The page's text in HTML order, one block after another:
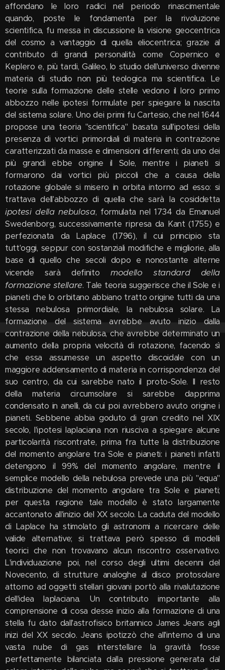
affondano le loro radici nel periodo rinascimentale
quando, poste le fondamenta per la rivoluzione
scientifica, fu messa in discussione la visione geocentrica
del cosmo a vantaggio di quella eliocentrica; grazie al
contributo di grandi personalità come Copernico e
Keplero e, più tardi, Galileo, lo studio dell'universo divenne
materia di studio non più teologica ma scientifica. Le
teorie sulla formazione delle stelle vedono il loro primo
abbozzo nelle ipotesi formulate per spiegare la nascita
del sistema solare. Uno dei primi fu Cartesio, che nel 1644
propose una teoria "scientifica" basata sull'ipotesi della
presenza di vortici primordiali di materia in contrazione
caratterizzati da masse e dimensioni differenti; da uno dei
più grandi ebbe origine il Sole, mentre i pianeti si
formarono dai vortici più piccoli che a causa della
rotazione globale si misero in orbita intorno ad esso: si
trattava dell'abbozzo di quella che sarà la cosiddetta
ipotesi della nebulosa, formulata nel 1734 da Emanuel
Swedenborg, successivamente ripresa da Kant (1755) e
perfezionata da Laplace (1796), il cui principio sta
tutt'oggi, seppur con sostanziali modifiche e migliorie, alla
base di quello che secoli dopo e nonostante alterne
vicende sarà definito modello standard della
formazione stellare. Tale teoria suggerisce che il Sole e i
pianeti che lo orbitano abbiano tratto origine tutti da una
stessa nebulosa primordiale, la nebulosa solare. La
formazione del sistema avrebbe avuto inizio dalla
contrazione della nebulosa, che avrebbe determinato un
aumento della propria velocità di rotazione, facendo sì
che essa assumesse un aspetto discoidale con un
maggiore addensamento di materia in corrispondenza del
suo centro, da cui sarebbe nato il proto-Sole. Il resto
della materia circumsolare si sarebbe dapprima
condensato in anelli, da cui poi avrebbero avuto origine i
pianeti. Sebbene abbia goduto di gran credito nel XIX
secolo, l'ipotesi laplaciana non riusciva a spiegare alcune
particolarità riscontrate, prima fra tutte la distribuzione
del momento angolare tra Sole e pianeti: i pianeti infatti
detengono il 99% del momento angolare, mentre il
semplice modello della nebulosa prevede una più "equa"
distribuzione del momento angolare tra Sole e pianeti;
per questa ragione tale modello è stato largamente
accantonato all'inizio del XX secolo. La caduta del modello
di Laplace ha stimolato gli astronomi a ricercare delle
valide alternative; si trattava però spesso di modelli
teorici che non trovavano alcun riscontro osservativo.
L'individuazione poi, nel corso degli ultimi decenni del
Novecento, di strutture analoghe al disco protosolare
attorno ad oggetti stellari giovani portò alla rivalutazione
dell'idea laplaciana. Un contributo importante alla
comprensione di cosa desse inizio alla formazione di una
stella fu dato dall'astrofisico britannico James Jeans agli
inizi del XX secolo. Jeans ipotizzò che all'interno di una
vasta nube di gas interstellare la gravità fosse
perfettamente bilanciata dalla pressione generata dal